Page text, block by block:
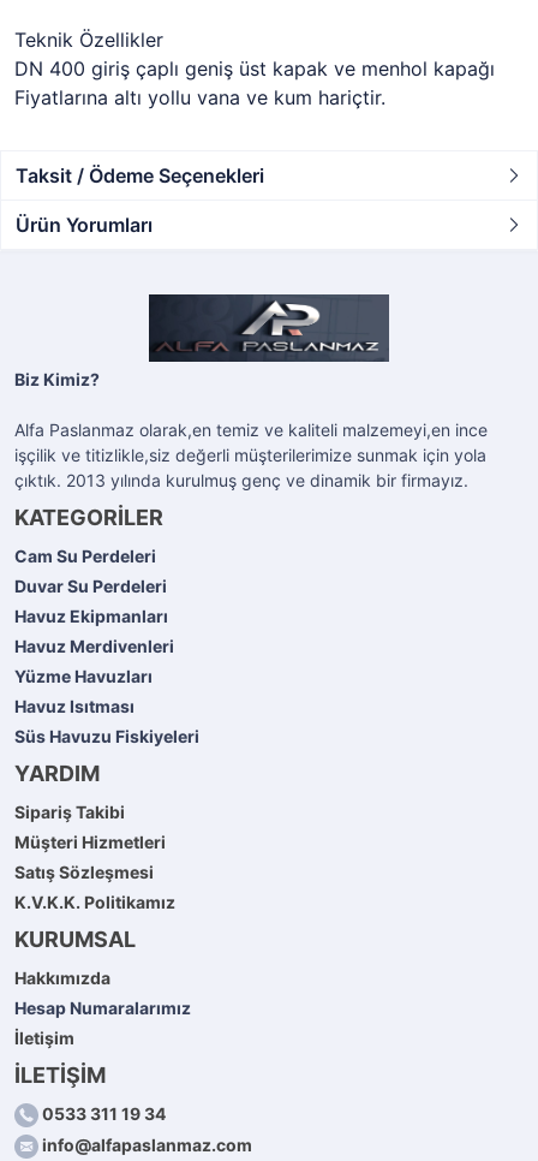
Teknik Özellikler
DN 400 giriş çaplı geniş üst kapak ve menhol kapağı
Fiyatlarına altı yollu vana ve kum hariçtir.
Taksit / Ödeme Seçenekleri
Ürün Yorumları
Biz Kimiz?
Alfa Paslanmaz olarak,en temiz ve kaliteli malzemeyi,en ince
işçilik ve titizlikle,siz değerli müşterilerimize sunmak için yola
çıktık. 2013 yılında kurulmuş genç ve dinamik bir firmayız.
KATEGORİLER
Cam Su Perdeleri
Duvar Su Perdeleri
Havuz Ekipmanları
Havuz Merdivenleri
Yüzme Havuzları
Havuz Isıtması
Süs Havuzu Fiskiyeleri
YARDIM
Sipariş Takibi
Müşteri Hizmetleri
Satış Sözleşmesi
K.V.K.K. Politikamız
KURUMSAL
Hakkımızda
Hesap Numaralarımız
İletişim
İLETİŞİM
0533 311 19 34
info@alfapaslanmaz.com